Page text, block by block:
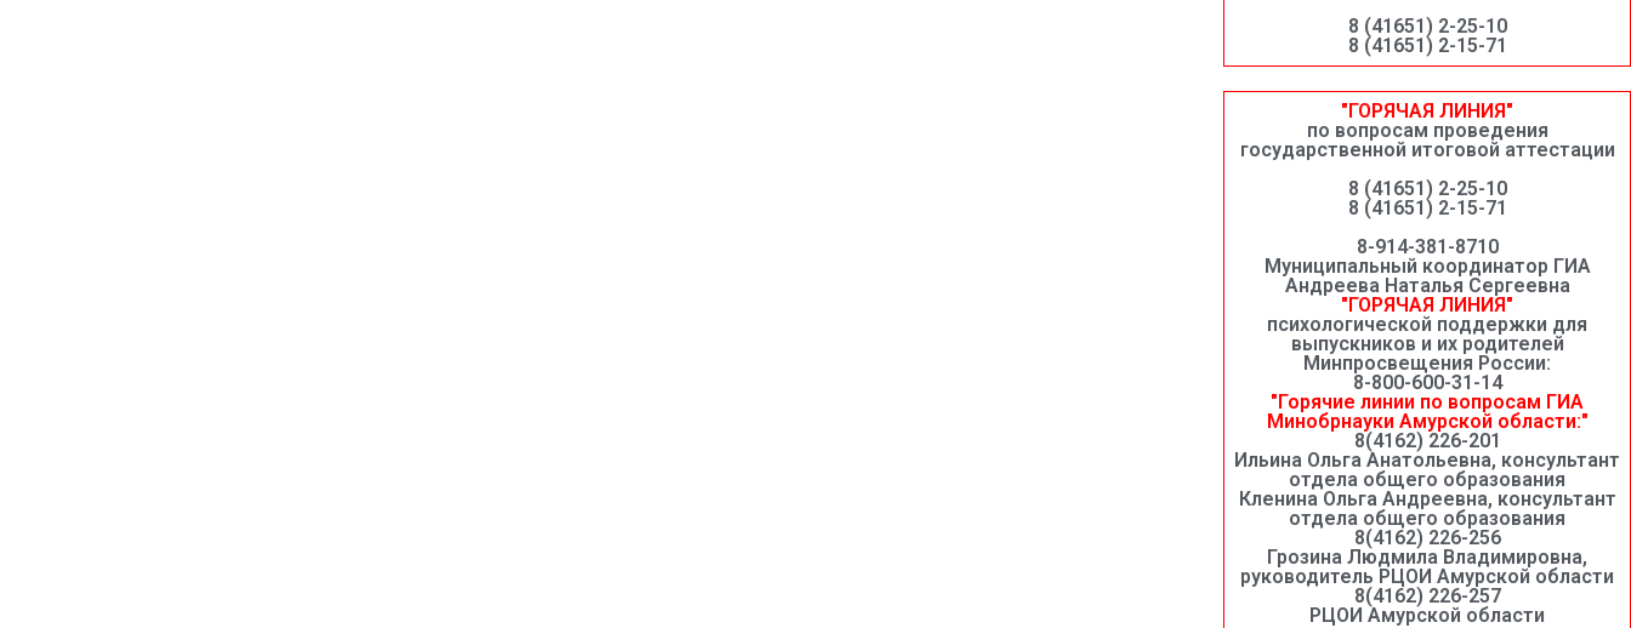
8 (41651) 2-25-10
8 (41651) 2-15-71
"ГОРЯЧАЯ ЛИНИЯ"
по вопросам проведения
государственной итоговой аттестации
8 (41651) 2-25-10
8 (41651) 2-15-71
8-914-381-8710
Муниципальный координатор ГИА
Андреева Наталья Сергеевна
"ГОРЯЧАЯ ЛИНИЯ"
психологической поддержки для
выпускников и их родителей
Минпросвещения России:
8-800-600-31-14
"Горячие линии по вопросам ГИА
Минобрнауки Амурской области:"
8(4162) 226-201
Ильина Ольга Анатольевна, консультант
отдела общего образования
Кленина Ольга Андреевна, консультант
отдела общего образования
8(4162) 226-256
Грозина Людмила Владимировна,
руководитель РЦОИ Амурской области
8(4162) 226-257
РЦОИ Амурской области